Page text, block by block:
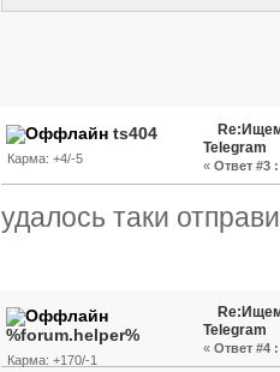
ts404
Карма: +4/-5
Telegram
« Ответ #3 :
удалось таки
%forum.helper%
Карма: +170/-1
Telegram
« Ответ #4 :